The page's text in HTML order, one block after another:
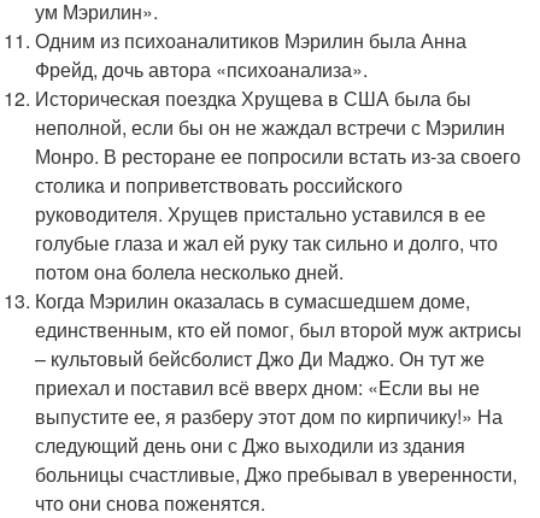
ум Мэрилин».
Одним из психоаналитиков Мэрилин была Анна
Фрейд, дочь автора «психоанализа».
Историческая поездка Хрущева в США была бы
неполной, если бы он не жаждал встречи с Мэрилин
Монро. В ресторане ее попросили встать из-за своего
столика и поприветствовать российского
руководителя. Хрущев пристально уставился в ее
голубые глаза и жал ей руку так сильно и долго, что
потом она болела несколько дней.
Когда Мэрилин оказалась в сумасшедшем доме,
единственным, кто ей помог, был второй муж актрисы
– культовый бейсболист Джо Ди Маджо. Он тут же
приехал и поставил всё вверх дном: «Если вы не
выпустите ее, я разберу этот дом по кирпичику!» На
следующий день они с Джо выходили из здания
больницы счастливые, Джо пребывал в уверенности,
что они снова поженятся.